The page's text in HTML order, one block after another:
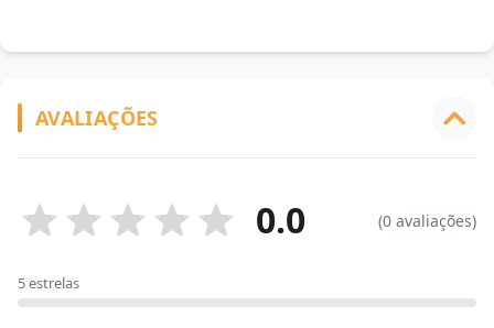
AVALIAÇÕES
0.0 (0 avaliações)
5 estrelas